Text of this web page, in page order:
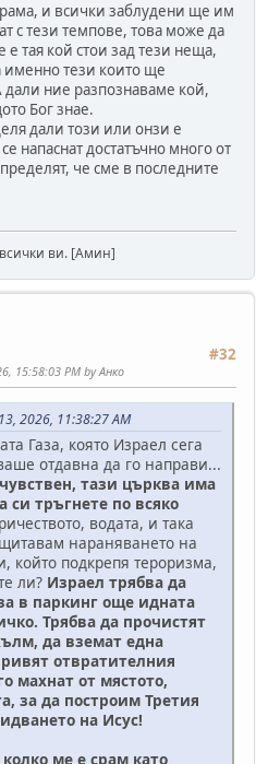
и всички заблудени ще им
с тези темпове, това може да
е тая кой стои зад тези неща,
именно тези които ще
ние разпознаваме кой,
Бог знае.
дали този или онзи е
напаснат достатъчно много от
че сме в последните
ви. [Амин]
#32
15:58:03 PM by Анко
2026, 11:38:27 AM
Газа, която Израел сега
отдавна да го направи...
тази църква има
си тръгнете по всяко
водата, и така
нараняването на
който подкрепя тероризма,
ли? Израел трябва да
в паркинг още идната
Трябва да прочистят
да вземат една
отвратителния
махнат от мястото,
за да построим Третия
на Исус!
ме е срам като